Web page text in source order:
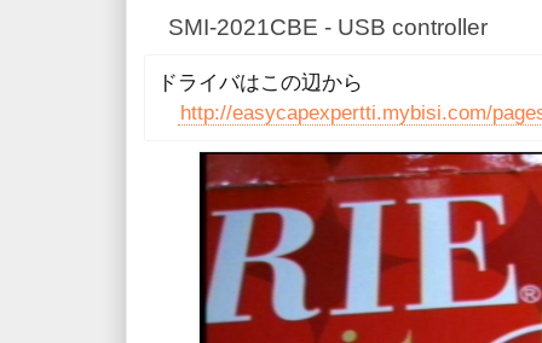
SMI-2021CBE - USB controller
ドライバはこの辺から
http://easycapexpertti.mybisi.com/